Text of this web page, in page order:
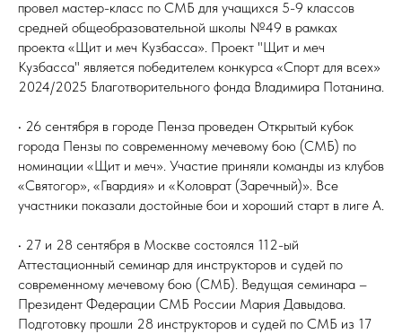
провел мастер-класс по СМБ для учащихся 5-9 классов
средней общеобразовательной школы №49 в рамках
проекта «Щит и меч Кузбасса». Проект "Щит и меч
Кузбасса" является победителем конкурса «Спорт для всех»
2024/2025 Благотворительного фонда Владимира Потанина.
• 26 сентября в городе Пенза проведен Открытый кубок
города Пензы по современному мечевому бою (СМБ) по
номинации «Щит и меч». Участие приняли команды из клубов
«Святогор», «Гвардия» и «Коловрат (Заречный)». Все
участники показали достойные бои и хороший старт в лиге А.
• 27 и 28 сентября в Москве состоялся 112-ый
Аттестационный семинар для инструкторов и судей по
современному мечевому бою (СМБ). Ведущая семинара –
Президент Федерации СМБ России Мария Давыдова.
Подготовку прошли 28 инструкторов и судей по СМБ из 17